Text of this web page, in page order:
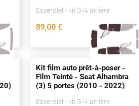
Essentiel - kit 3/4 arrière
89,00 €
2267-SEA
Kit film auto prêt-à-poser -
Film Teinté - Seat Alhambra
(3) 5portes (2010 - 2022)
Essentiel - kit 3/4 arrière